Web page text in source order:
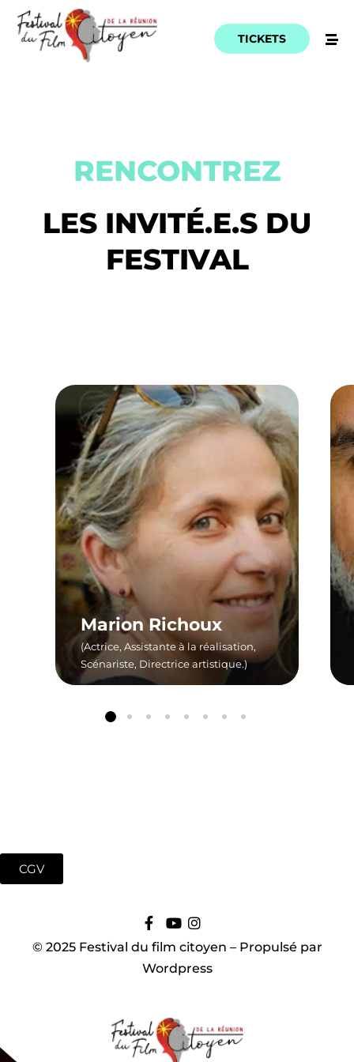
TICKETS
RENCONTREZ
LES INVITÉ.E.S DU
FESTIVAL
Marion Richoux
(Actrice, Assistante à la réalisation,
Scénariste, Directrice artistique.)
© 2025 Festival du film citoyen – Propulsé par
Wordpress
CGV
Home
About
Tickets
August 23 to 26, 2022